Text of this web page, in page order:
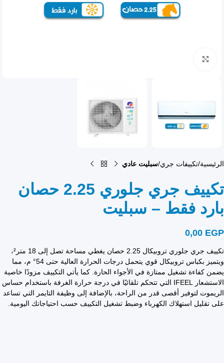
الرئيسية تكييفات جري سبليت عادي
تكييف جري جلوري 2.25 حصان
بارد فقط – سبليت
0,00 EGP
تكييف جري جلوري تروبيكال 2.25 حصان يغطي مساحة تصل إلى 18 متر²،
ويتميز بكباس تروبيكال قوي يتحمل درجات الحرارة العالية حتى 54° م، مما
يضمن كفاءة تشغيل ممتازة في الأجواء الحارة. كما يأتي التكييف مزودًا خاصية
الاستشعار IFEEL التي تتحكم تلقائيًا في درجة حرارة الغرفة باستخدام حساس
الريموت لتوفير أقصى قدر من الراحة، بالإضافة إلى وظيفة التايمر التي تساعد
على تقليل استهلاك الكهرباء وضبط تشغيل التكييف حسب احتياجاتك اليومية.